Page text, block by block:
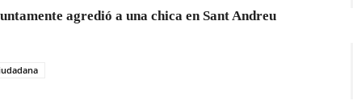
agredió a una chica en Sant Andreu